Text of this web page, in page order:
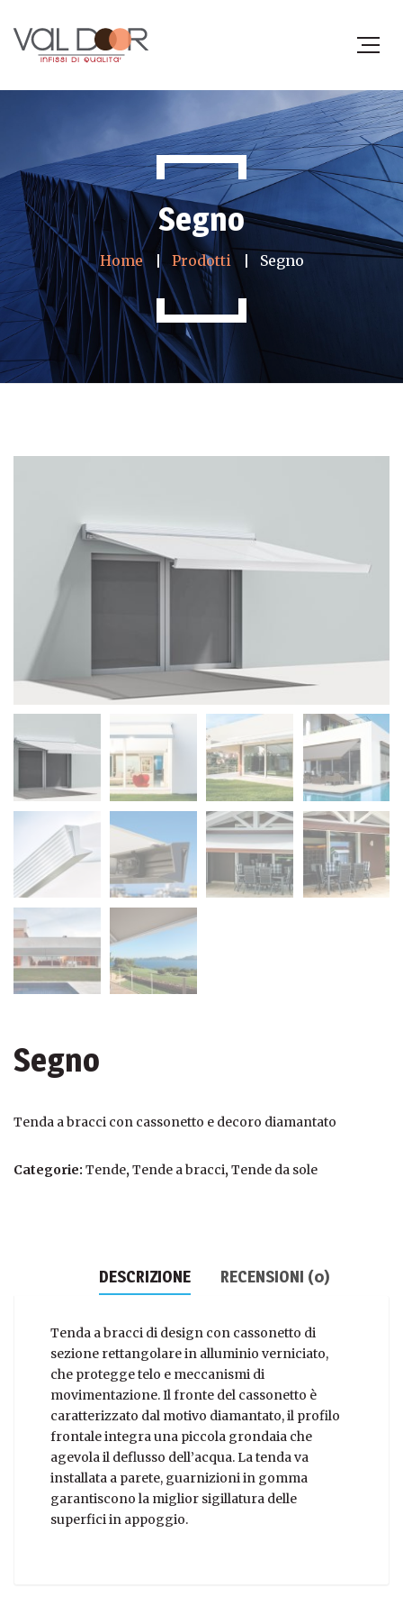
Segno
Home Prodotti Segno
Segno
Tenda a bracci con cassonetto e decoro diamantato
Categorie: Tende,Tende a bracci,Tende da sole
DESCRIZIONE RECENSIONI (0)
Tenda a bracci di design con cassonetto di
sezione rettangolare in alluminio verniciato,
che protegge telo e meccanismi di
movimentazione. Il fronte del cassonetto è
caratterizzato dal motivo diamantato, il profilo
frontale integra una piccola grondaia che
agevola il deflusso dell’acqua. La tenda va
installata a parete, guarnizioni in gomma
garantiscono la miglior sigillatura delle
superfici in appoggio.